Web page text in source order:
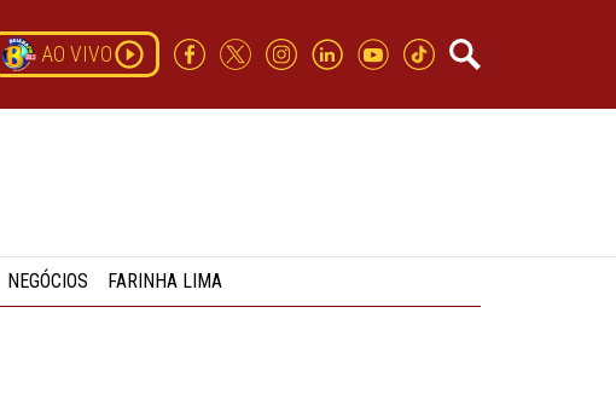
AO VIVO
NEGÓCIOS FARINHA LIMA